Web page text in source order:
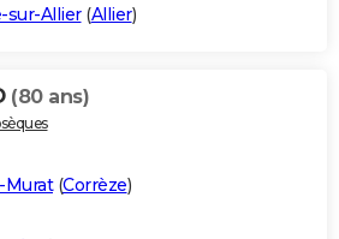
sur-Allier(Allier)
(80 ans)
Murat(Corrèze)